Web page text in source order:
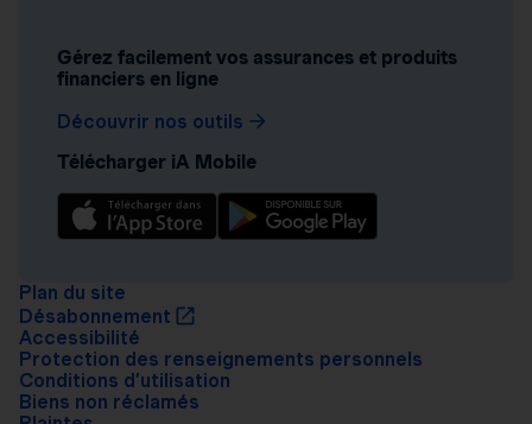
Gérez facilement vos assurances et produits
financiers en ligne
Découvrir nos outils
Télécharger iA Mobile
Plan du site
Désabonnement
Accessibilité
Protection des renseignements personnels
Conditions d’utilisation
Biens non réclamés